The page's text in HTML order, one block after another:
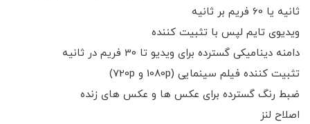
ثانیه یا 60 فریم بر ثانیه
ویدیوی تایم لپس با تثبیت کننده
دامنه دینامیکی گسترده برای ویدیو تا 30 فریم در ثانیه
تثبیت کننده فیلم سینمایی (1080p و 720p)
ضبط رنگ گسترده برای عکس ها و عکس های زنده
اصلاح لنز